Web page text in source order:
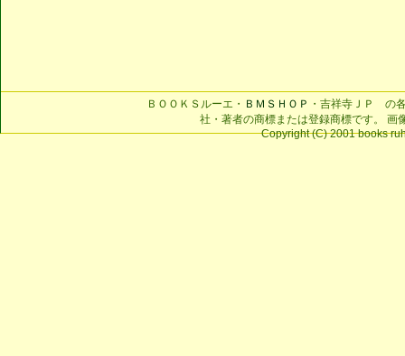
ＢＯＯＫＳルーエ・ ＢＭＳＨＯＰ ・吉祥寺ＪＰ の
社・著者の商標または登録商標です。 画
Copyright (C) 2001 books